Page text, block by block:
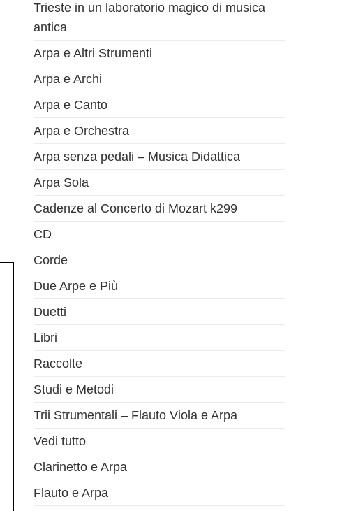
Trieste in un laboratorio magico di musica
antica
Arpa e Altri Strumenti
Arpa e Archi
Arpa e Canto
Arpa e Orchestra
Arpa senza pedali – Musica Didattica
Arpa Sola
Cadenze al Concerto di Mozart k299
CD
Corde
Due Arpe e Più
Duetti
Libri
Raccolte
Studi e Metodi
Trii Strumentali – Flauto Viola e Arpa
Vedi tutto
Clarinetto e Arpa
Flauto e Arpa